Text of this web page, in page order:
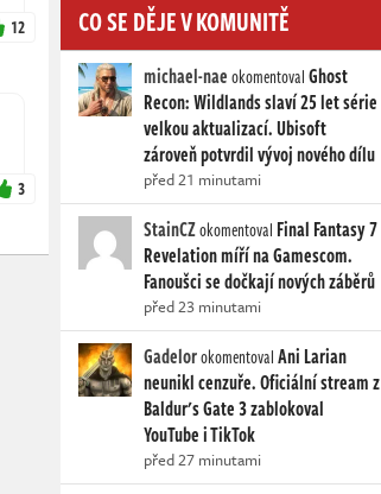
12
3
CO SE DĚJE V KOMUNITĚ
michael-naeokomentovalGhost
Recon: Wildlands slaví 25 let série
velkou aktualizací. Ubisoft
zároveň potvrdil vývoj nového dílu
před 21 minutami
StainCZokomentoval Final Fantasy 7
Revelation míří na Gamescom.
Fanoušci se dočkají nových záběrů
před 23 minutami
GadelorokomentovalAni Larian
neunikl cenzuře. Oficiální stream z
Baldur's Gate 3 zablokoval
YouTube i TikTok
před 27 minutami